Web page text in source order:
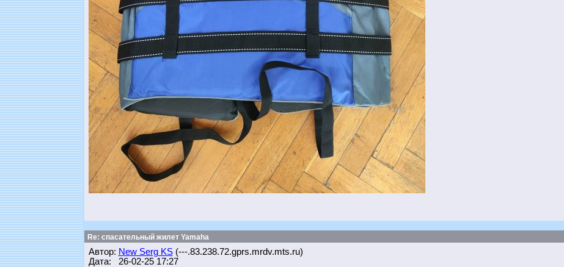
Re: спасательный жилет Yamaha
Автор: New Serg KS(---.83.238.72.gprs.mrdv.mts.ru)
Дата: 26-02-25 17:27